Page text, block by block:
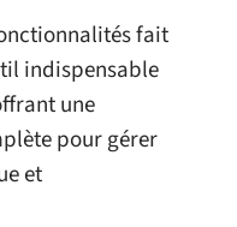
fait
indispensable
une
pour gérer
et